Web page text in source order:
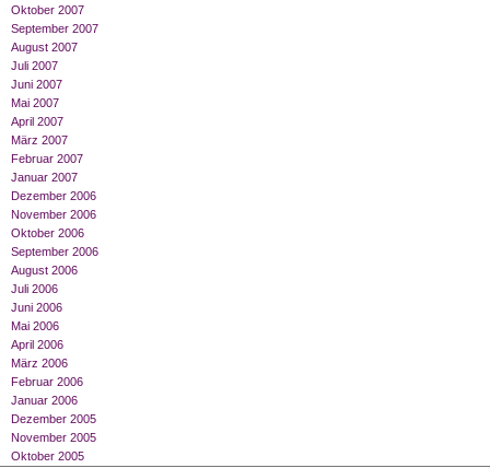
Oktober 2007
September 2007
August 2007
Juli 2007
Juni 2007
Mai 2007
April 2007
März 2007
Februar 2007
Januar 2007
Dezember 2006
November 2006
Oktober 2006
September 2006
August 2006
Juli 2006
Juni 2006
Mai 2006
April 2006
März 2006
Februar 2006
Januar 2006
Dezember 2005
November 2005
Oktober 2005